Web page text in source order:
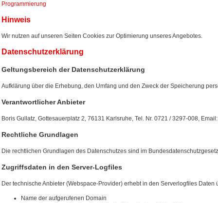
Programmierung
Hinweis
Wir nutzen auf unseren Seiten Cookies zur Optimierung unseres Angebotes.
Datenschutzerklärung
Geltungsbereich der Datenschutzerklärung
Aufklärung über die Erhebung, den Umfang und den Zweck der Speicherung
Verantwortlicher Anbieter
Boris Gullatz, Gottesauerplatz 2, 76131 Karlsruhe, Tel. Nr. 0721 / 3297-008,
Rechtliche Grundlagen
Die rechtlichen Grundlagen des Datenschutzes sind im
Zugriffsdaten in den Server-Logfiles
Der technische Anbieter (Webspace-Provider) erhebt in den Serverlogfiles
Name der aufgerufenen Domain